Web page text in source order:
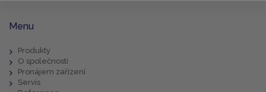
Menu
Produkty
O společnosti
Pronájem zařízení
Servis